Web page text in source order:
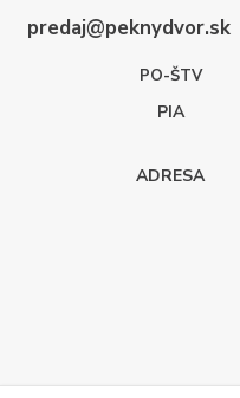
predaj@peknydvor.sk
PO-ŠTV
PIA
ADRESA